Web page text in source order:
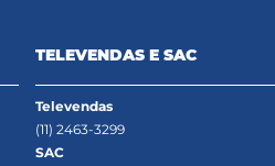
TELEVENDAS E SAC
Televendas
(11) 2463-3299
SAC